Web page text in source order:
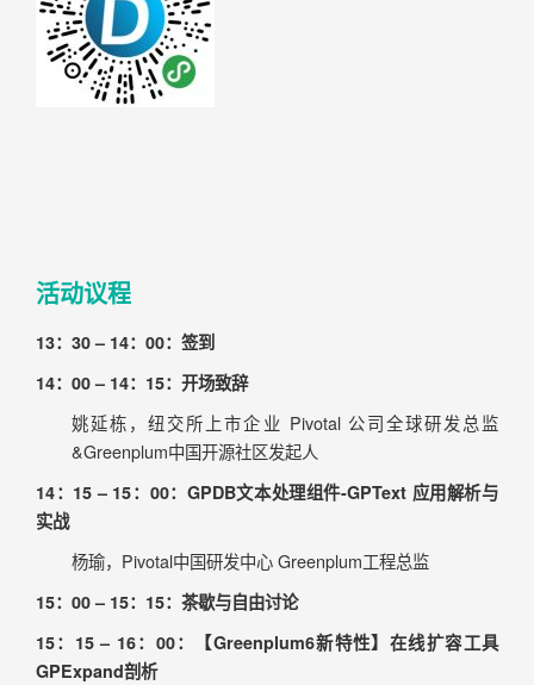
活动议程
13：30 – 14：00：签到
14：00 – 14：15：开场致辞
姚延栋，纽交所上市企业 Pivotal 公司全球研发总监
&Greenplum中国开源社区发起人
14：15 – 15：00：GPDB文本处理组件-GPText 应用解析与
实战
杨瑜，Pivotal中国研发中心 Greenplum工程总监
15：00 – 15：15：茶歇与自由讨论
15：15 – 16：00：【Greenplum6新特性】在线扩容工具
GPExpand剖析